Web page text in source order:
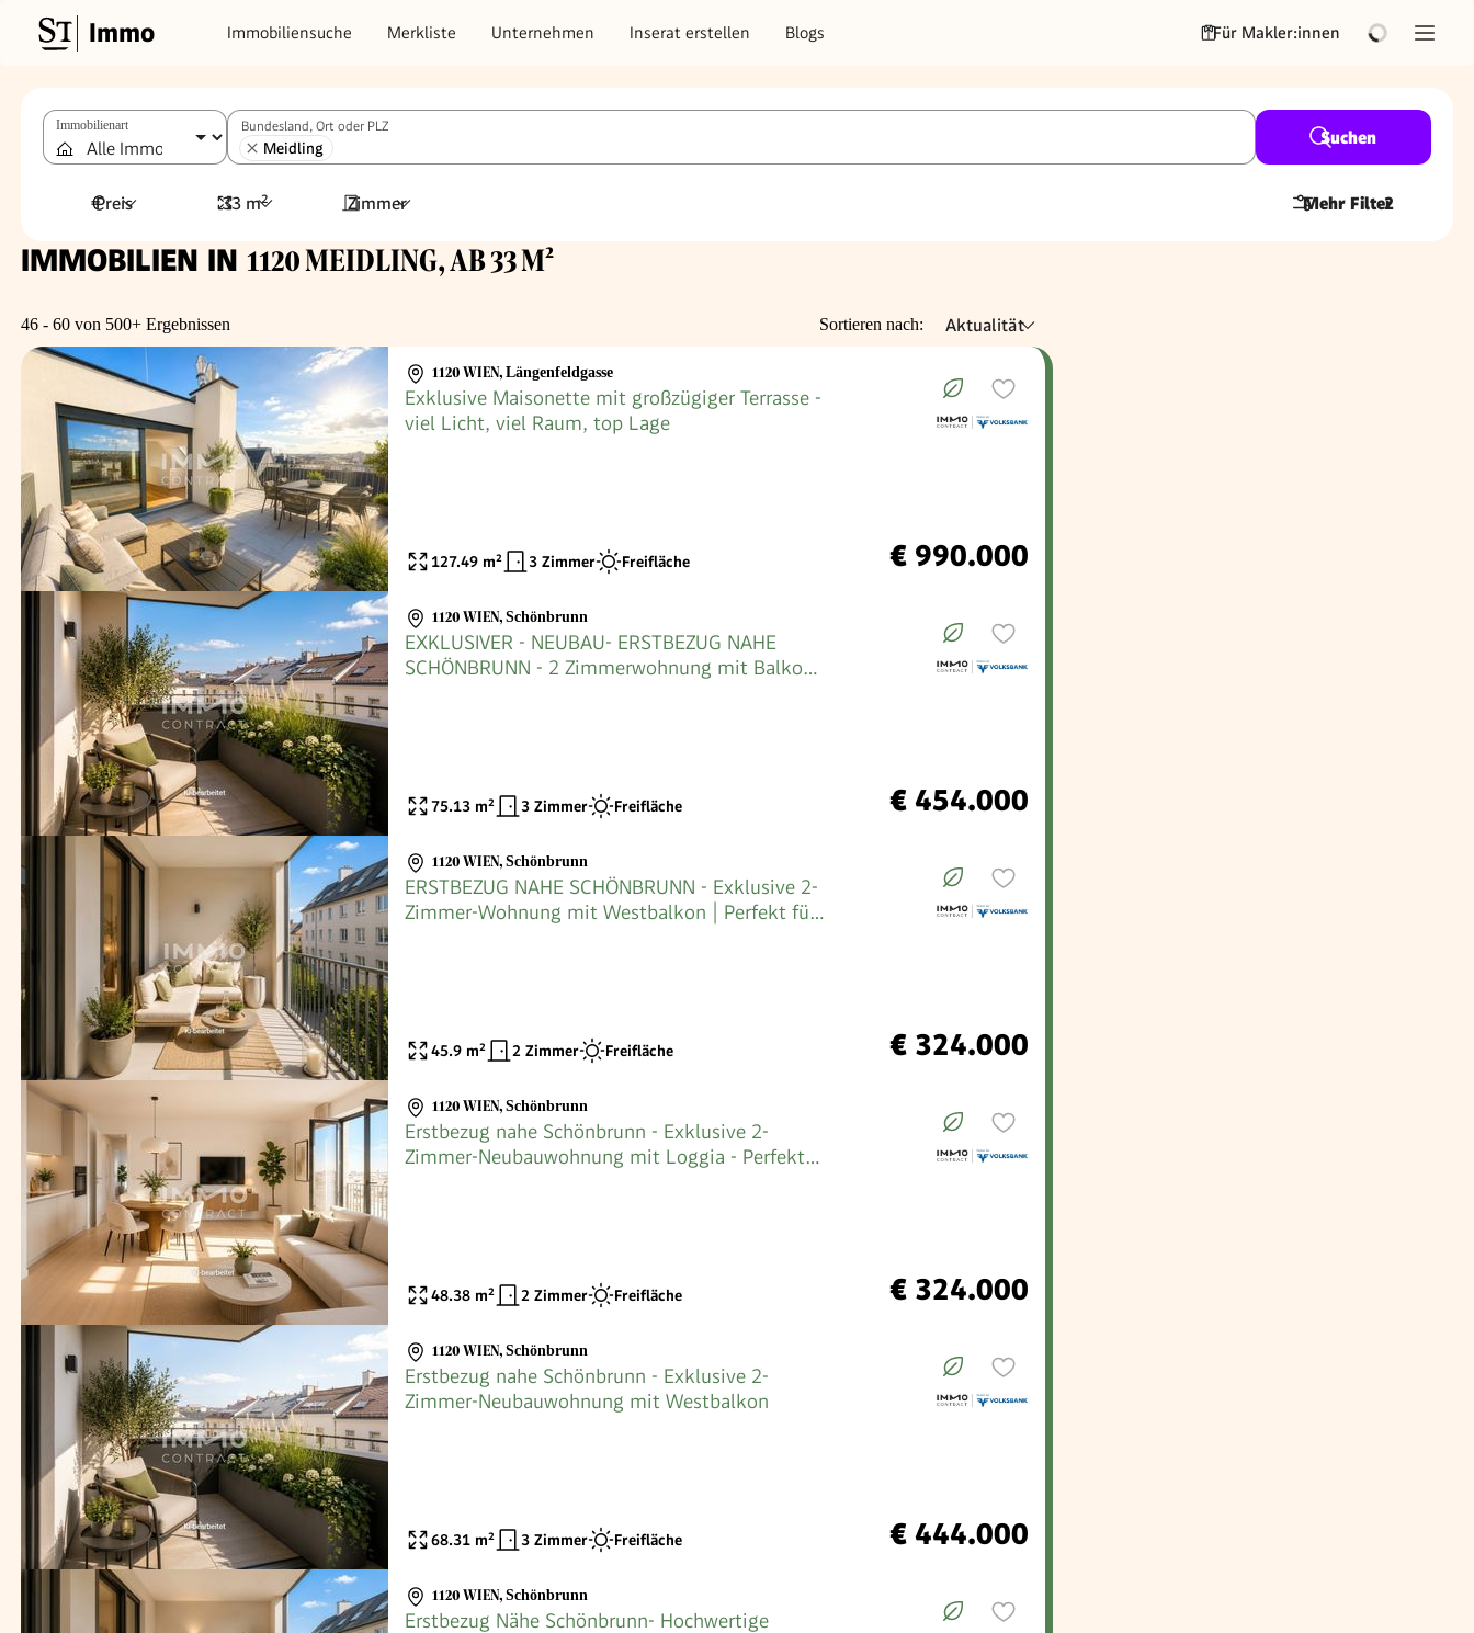
Immo Immobiliensuche Merkliste Unternehmen Inserat erstellen Blogs Für Makler:innen
Immobilienart Bundesland, Ort oder PLZ
Meidling
Suchen
Preis 33 m² Zimmer Mehr Filter
2
IMMOBILIEN IN 1120 MEIDLING, AB 33 M²
46 - 60 von 500+ Ergebnissen Sortieren nach: Aktualität
1120 WIEN, Längenfeldgasse
Exklusive Maisonette mit großzügiger Terrasse -
viel Licht, viel Raum, top Lage
127.49 m² 3 Zimmer Freifläche € 990.000
1120 WIEN, Schönbrunn
EXKLUSIVER - NEUBAU- ERSTBEZUG NAHE
SCHÖNBRUNN - 2 Zimmerwohnung mit Balkon
75.13 m² 3 Zimmer Freifläche € 454.000
1120 WIEN, Schönbrunn
ERSTBEZUG NAHE SCHÖNBRUNN - Exklusive 2-
Zimmer-Wohnung mit Westbalkon | Perfekt für
45.9 m² 2 Zimmer Freifläche € 324.000
1120 WIEN, Schönbrunn
Erstbezug nahe Schönbrunn - Exklusive 2-
Zimmer-Neubauwohnung mit Loggia - Perfekt
48.38 m² 2 Zimmer Freifläche € 324.000
1120 WIEN, Schönbrunn
Erstbezug nahe Schönbrunn - Exklusive 2-
Zimmer-Neubauwohnung mit Westbalkon
68.31 m² 3 Zimmer Freifläche € 444.000
1120 WIEN, Schönbrunn
Erstbezug Nähe Schönbrunn- Hochwertige